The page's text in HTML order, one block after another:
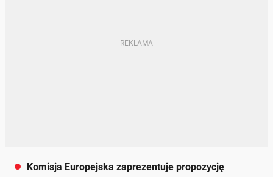
Komisja Europejska zaprezentuje propozycję